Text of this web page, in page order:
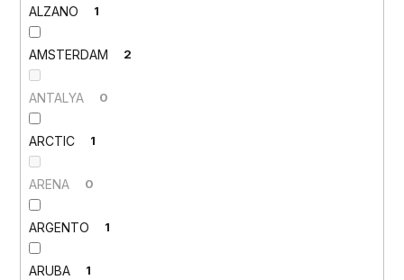
ALZANO 1
AMSTERDAM 2
ANTALYA 0
ARCTIC 1
ARENA 0
ARGENTO 1
ARUBA 1